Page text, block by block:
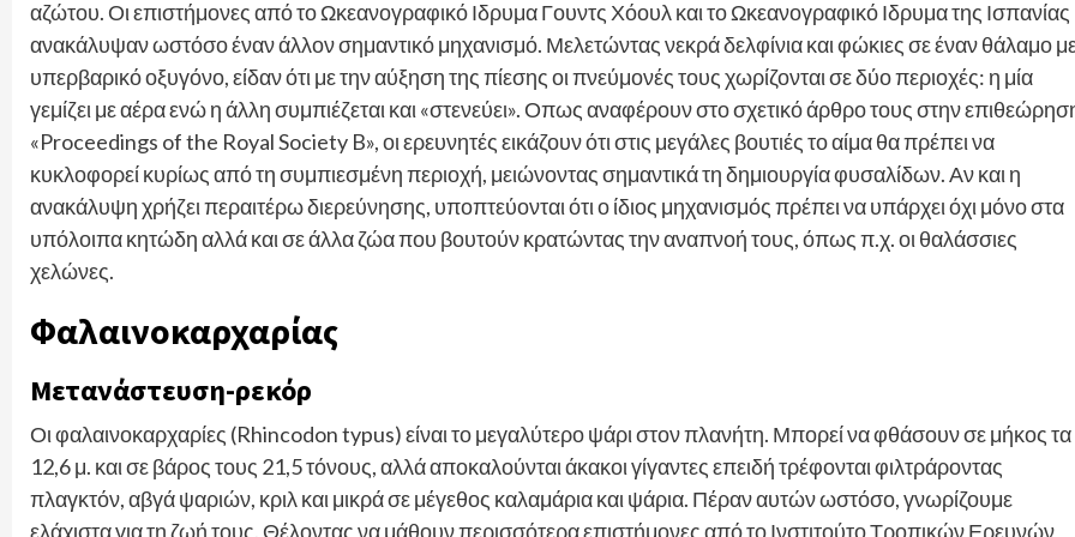
αζώτου. Οι επιστήμονες από το Ωκεανογραφικό Ιδρυμα Γουντς Χόουλ και το Ωκεανογραφικό Ιδρυμα της Ισπανίας
ανακάλυψαν ωστόσο έναν άλλον σημαντικό μηχανισμό. Μελετώντας νεκρά δελφίνια και φώκιες σε έναν θάλαμο
υπερβαρικό οξυγόνο, είδαν ότι με την αύξηση της πίεσης οι πνεύμονές τους χωρίζονται σε δύο περιοχές: η μία
γεμίζει με αέρα ενώ η άλλη συμπιέζεται και «στενεύει». Οπως αναφέρουν στο σχετικό άρθρο τους στην
«Proceedings of the Royal Society B», οι ερευνητές εικάζουν ότι στις μεγάλες βουτιές το αίμα θα πρέπει να
κυκλοφορεί κυρίως από τη συμπιεσμένη περιοχή, μειώνοντας σημαντικά τη δημιουργία φυσαλίδων. Αν και η
ανακάλυψη χρήζει περαιτέρω διερεύνησης, υποπτεύονται ότι ο ίδιος μηχανισμός πρέπει να υπάρχει όχι μόνο στα
υπόλοιπα κητώδη αλλά και σε άλλα ζώα που βουτούν κρατώντας την αναπνοή τους, όπως π.χ. οι θαλάσσιες
χελώνες.
Φαλαινοκαρχαρίας
Μετανάστευση-ρεκόρ
Οι φαλαινοκαρχαρίες (Rhincodon typus) είναι το μεγαλύτερο ψάρι στον πλανήτη. Μπορεί να φθάσουν σε μήκος τα
12,6 μ. και σε βάρος τους 21,5 τόνους, αλλά αποκαλούνται άκακοι γίγαντες επειδή τρέφονται φιλτράροντας
πλαγκτόν, αβγά ψαριών, κριλ και μικρά σε μέγεθος καλαμάρια και ψάρια. Πέραν αυτών ωστόσο, γνωρίζουμε
ελάχιστα για τη ζωή τους. Θέλοντας να μάθουν περισσότερα επιστήμονες από το Ινστιτούτο Τροπικών Ερευνών